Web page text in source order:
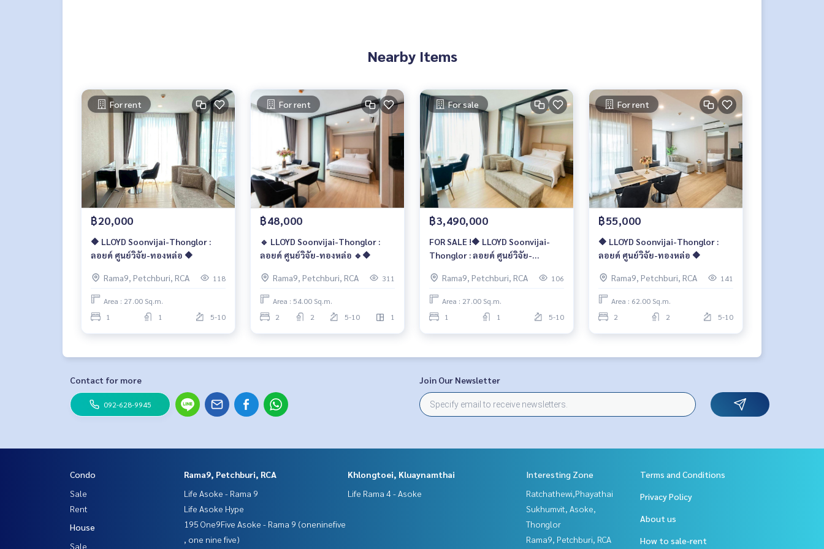
Nearby Items
For rent
฿20,000
🔶 LLOYD Soonvijai-Thonglor :
ลอยด์ ศูนย์วิจัย-ทองหล่อ 🔶
Rama9, Petchburi, RCA 118
Area : 27.00 Sq.m.
1
1 5-10
For rent
฿48,000
🔹 LLOYD Soonvijai-Thonglor :
ลอยด์ ศูนย์วิจัย-ทองหล่อ 🔹🔶
Rama9, Petchburi, RCA 311
Area : 54.00 Sq.m.
2
2 5-10 1
For sale
฿3,490,000
FOR SALE !🔶 LLOYD Soonvijai-
Thonglor : ลอยด์ ศูนย์วิจัย-
Rama9, Petchburi, RCA
106
Area : 27.00 Sq.m.
1
1 5-10
For rent
฿55,000
🔶 LLOYD Soonvijai-Thonglor :
ลอยด์ ศูนย์วิจัย-ทองหล่อ 🔶
Rama9, Petchburi, RCA 141
Area : 62.00 Sq.m.
2
2 5-10
Contact for more
092-628-9945
Join Our Newsletter
Condo
Sale
Rent
House
Sale
Rama9, Petchburi, RCA
Life Asoke - Rama 9
Life Asoke Hype
195 One9Five Asoke - Rama 9 (oneninefive
, one nine five)
Khlongtoei, Kluaynamthai
Life Rama 4 - Asoke
Interesting Zone
Ratchathewi,Phayathai
Sukhumvit, Asoke,
Thonglor
Rama9, Petchburi, RCA
Terms and Conditions
Privacy Policy
About us
How to sale-rent